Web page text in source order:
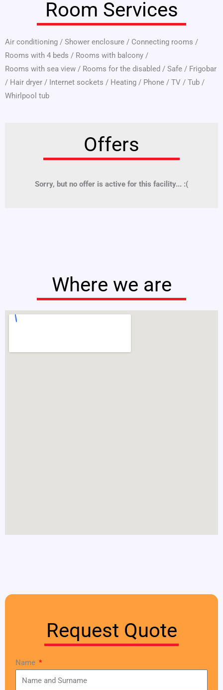
Room Services
Air conditioning / Shower enclosure / Connecting rooms /
Rooms with 4 beds / Rooms with balcony /
Rooms with sea view / Rooms for the disabled / Safe / Frigobar
/ Hair dryer / Internet sockets / Heating / Phone / TV / Tub /
Whirlpool tub
Offers
Sorry, but no offer is active for this facility... :(
Where we are
Request Quote
Name